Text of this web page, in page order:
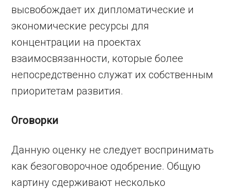
высвобождает их дипломатические и
экономические ресурсы для
концентрации на проектах
взаимосвязанности, которые более
непосредственно служат их собственным
приоритетам развития.
Оговорки
Данную оценку не следует воспринимать
как безоговорочное одобрение. Общую
картину сдерживают несколько